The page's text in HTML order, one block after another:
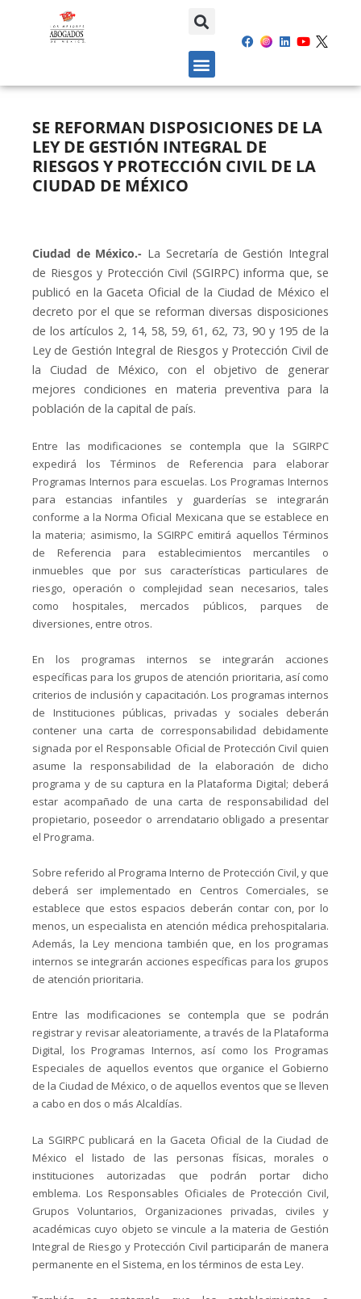
SE REFORMAN DISPOSICIONES DE LA
LEY DE GESTIÓN INTEGRAL DE
RIESGOS Y PROTECCIÓN CIVIL DE LA
CIUDAD DE MÉXICO
Ciudad de México.- La Secretaría de Gestión Integral
de Riesgos y Protección Civil (SGIRPC) informa que, se
publicó en la Gaceta Oficial de la Ciudad de México el
decreto por el que se reforman diversas disposiciones
de los artículos 2, 14, 58, 59, 61, 62, 73, 90 y 195 de la
Ley de Gestión Integral de Riesgos y Protección Civil de
la Ciudad de México, con el objetivo de generar
mejores condiciones en materia preventiva para la
población de la capital de país.
Entre las modificaciones se contempla que la SGIRPC
expedirá los Términos de Referencia para elaborar
Programas Internos para escuelas. Los Programas Internos
para estancias infantiles y guarderías se integrarán
conforme a la Norma Oficial Mexicana que se establece en
la materia; asimismo, la SGIRPC emitirá aquellos Términos
de Referencia para establecimientos mercantiles o
inmuebles que por sus características particulares de
riesgo, operación o complejidad sean necesarios, tales
como hospitales, mercados públicos, parques de
diversiones, entre otros.
En los programas internos se integrarán acciones
específicas para los grupos de atención prioritaria, así como
criterios de inclusión y capacitación. Los programas internos
de Instituciones públicas, privadas y sociales deberán
contener una carta de corresponsabilidad debidamente
signada por el Responsable Oficial de Protección Civil quien
asume la responsabilidad de la elaboración de dicho
programa y de su captura en la Plataforma Digital; deberá
estar acompañado de una carta de responsabilidad del
propietario, poseedor o arrendatario obligado a presentar
el Programa.
Sobre referido al Programa Interno de Protección Civil, y que
deberá ser implementado en Centros Comerciales, se
establece que estos espacios deberán contar con, por lo
menos, un especialista en atención médica prehospitalaria.
Además, la Ley menciona también que, en los programas
internos se integrarán acciones específicas para los grupos
de atención prioritaria.
Entre las modificaciones se contempla que se podrán
registrar y revisar aleatoriamente, a través de la Plataforma
Digital, los Programas Internos, así como los Programas
Especiales de aquellos eventos que organice el Gobierno
de la Ciudad de México, o de aquellos eventos que se lleven
a cabo en dos o más Alcaldías.
La SGIRPC publicará en la Gaceta Oficial de la Ciudad de
México el listado de las personas físicas, morales o
instituciones autorizadas que podrán portar dicho
emblema. Los Responsables Oficiales de Protección Civil,
Grupos Voluntarios, Organizaciones privadas, civiles y
académicas cuyo objeto se vincule a la materia de Gestión
Integral de Riesgo y Protección Civil participarán de manera
permanente en el Sistema, en los términos de esta Ley.